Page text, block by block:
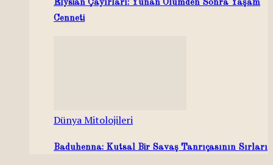
Elysian Çayırları: Yunan Ölümden Sonra Yaşam
Cenneti
Dünya Mitolojileri
Baduhenna: Kutsal Bir Savaş Tanrıçasının Sırları